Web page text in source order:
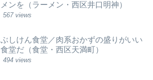
メンを（ラーメン・西区井口明神）
567 views
ぶしけん食堂／肉系おかずの盛りがいい
食堂だ（食堂・西区天満町）
494 views